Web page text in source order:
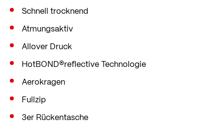
Schnell trocknend
Atmungsaktiv
Allover Druck
HotBOND®reflective Technologie
Aerokragen
Fullzip
3er Rückentasche